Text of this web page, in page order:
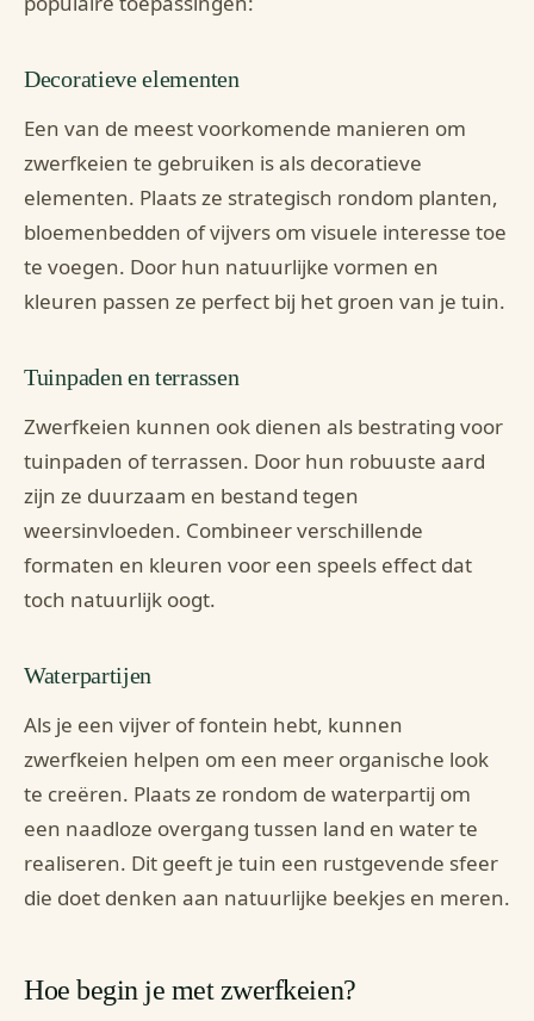
Decoratieve elementen
Een van de meest voorkomende manieren om
zwerfkeien te gebruiken is als decoratieve
elementen. Plaats ze strategisch rondom planten,
bloemenbedden of vijvers om visuele interesse toe
te voegen. Door hun natuurlijke vormen en
kleuren passen ze perfect bij het groen van je tuin.
Tuinpaden en terrassen
Zwerfkeien kunnen ook dienen als bestrating voor
tuinpaden of terrassen. Door hun robuuste aard
zijn ze duurzaam en bestand tegen
weersinvloeden. Combineer verschillende
formaten en kleuren voor een speels effect dat
toch natuurlijk oogt.
Waterpartijen
Als je een vijver of fontein hebt, kunnen
zwerfkeien helpen om een meer organische look
te creëren. Plaats ze rondom de waterpartij om
een naadloze overgang tussen land en water te
realiseren. Dit geeft je tuin een rustgevende sfeer
die doet denken aan natuurlijke beekjes en meren.
Hoe begin je met zwerfkeien?